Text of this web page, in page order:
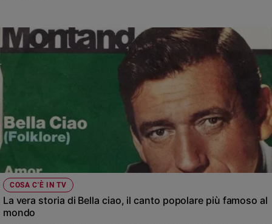
Vai
Foto
Podcast
Privacy
COSA C'È IN TV
La vera storia di Bella ciao, il canto popolare più famoso al
mondo